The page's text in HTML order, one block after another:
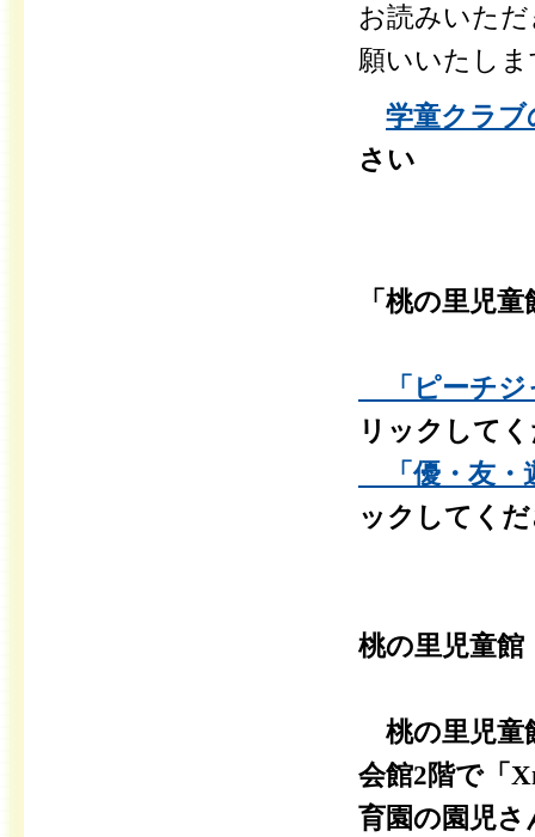
お読みいた
願いいたしま
学童クラ
さい
「桃の里児
「ピーチジ
リックして
「優・友
ックしてく
桃の里児童館
桃の里児童
会館2階で「
育園の園児